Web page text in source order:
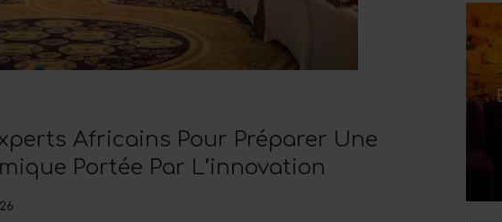
Africains Pour Préparer Une
Portée Par L’innovation